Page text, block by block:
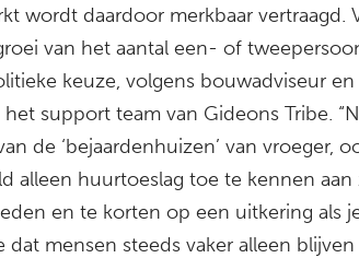
wordt daardoor merkbaar vertraagd.
van het aantal een- of
keuze, volgens bouwadviseur
support team van Gideons Tribe.
de ‘bejaardenhuizen’ van vroeger,
alleen huurtoeslag toe te kennen aan
en te korten op een uitkering als
dat mensen steeds vaker alleen blijven